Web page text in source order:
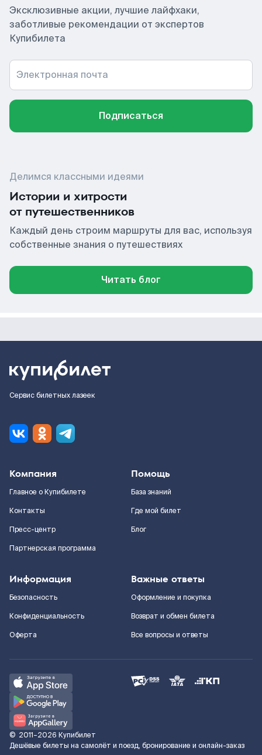
Эксклюзивные акции, лучшие лайфхаки,
заботливые рекомендации от экспертов
Купибилета
Электронная почта
Подписаться
Делимся классными идеями
Истории и хитрости
от путешественников
Каждый день строим маршруты для вас, используя
собственные знания о путешествиях
Читать блог
Сервис билетных лазеек
Компания
Главное о Купибилете
Контакты
Пресс-центр
Партнерская программа
Помощь
База знаний
Где мой билет
Блог
Информация
Безопасность
Конфиденциальность
Оферта
Важные ответы
Оформление и покупка
Возврат и обмен билета
Все вопросы и ответы
© 2011–2026 Купибилет
Дешёвые билеты на самолёт и поезд, бронирование и онлайн-заказ